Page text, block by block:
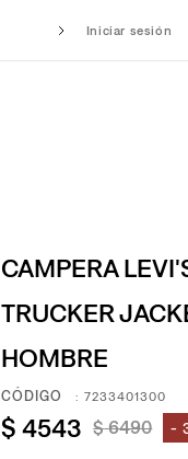
Iniciar sesión
CAMPERA
TRUCKER
HOMBRE
:7233401300
$ 4543 $ 6490